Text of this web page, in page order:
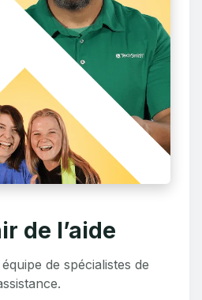
de l’aide
de spécialistes de